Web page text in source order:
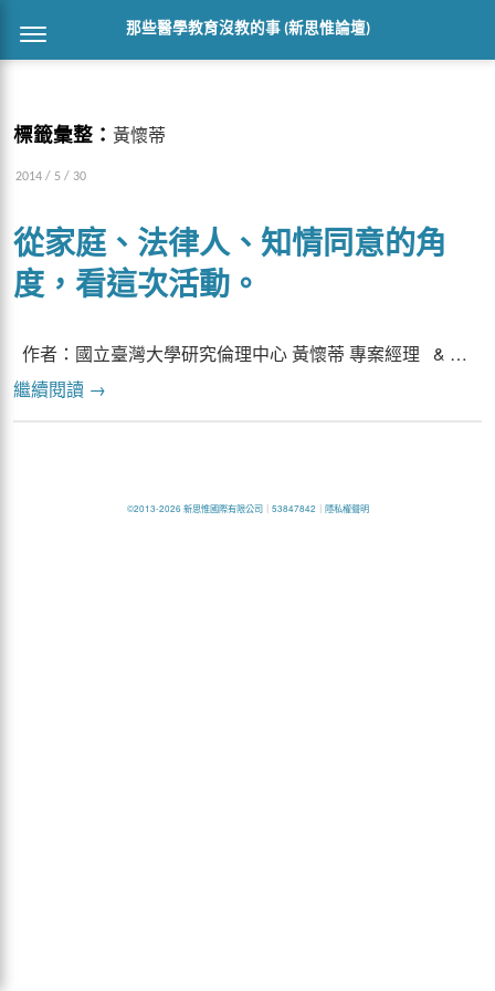
那些醫學教育沒教的事 (新思惟論壇)
標籤彙整： 黃懷蒂
2014 / 5 / 30
從家庭、法律人、知情同意的角
度，看這次活動。
作者：國立臺灣大學研究倫理中心 黃懷蒂 專案經理 & …
繼續閱讀 →
©2013-2026 新思惟國際有限公司｜ 53847842 ｜ 隱私權聲明